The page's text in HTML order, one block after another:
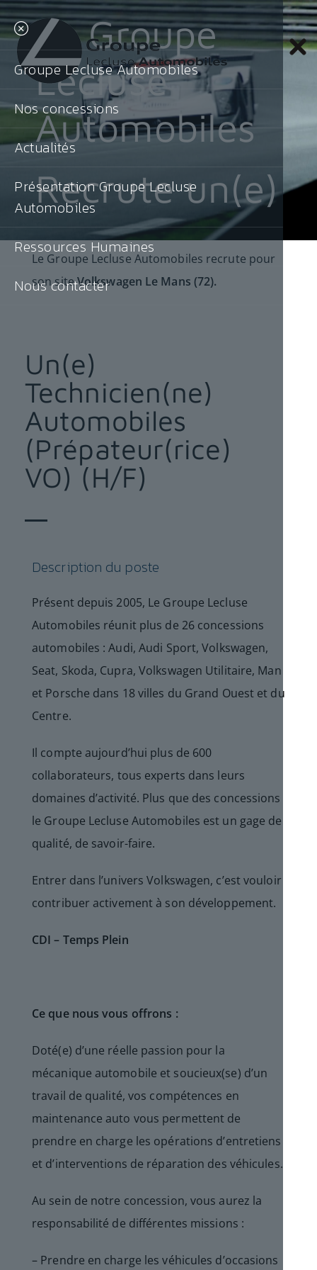
Le Groupe
Lecluse
Automobiles
Recrute un(e)
Le Groupe Lecluse Automobiles recrute pour
son siteVolkswagen Le Mans (72).
Un(e)
Technicien(ne)
Automobiles
(Prépateur(rice)
VO) (H/F)
Description du poste
Présent depuis 2005, Le Groupe Lecluse
Automobiles réunit plus de 26 concessions
automobiles : Audi, Audi Sport, Volkswagen,
Seat, Skoda, Cupra, Volkswagen Utilitaire, Man
et Porsche dans 18 villes du Grand Ouest et du
Centre.
Il compte aujourd’hui plus de 600
collaborateurs, tous experts dans leurs
domaines d’activité. Plus que des concessions
le Groupe Lecluse Automobiles est un gage de
qualité, de savoir-faire.
Entrer dans l’univers Volkswagen, c’est vouloir
contribuer activement à son développement.
CDI – Temps Plein
Ce que nous vous offrons :
Doté(e) d’une réelle passion pour la
mécanique automobile et soucieux(se) d’un
travail de qualité, vos compétences en
maintenance auto vous permettent de
prendre en charge les opérations d’entretiens
et d’interventions de réparation des véhicules.
Au sein de notre concession, vous aurez la
responsabilité de différentes missions :
– Prendre en charge les véhicules d’occasions
Groupe Lecluse Automobiles
Nos concessions
Actualités
Présentation Groupe Lecluse
Automobiles
Ressources Humaines
Nous contacter